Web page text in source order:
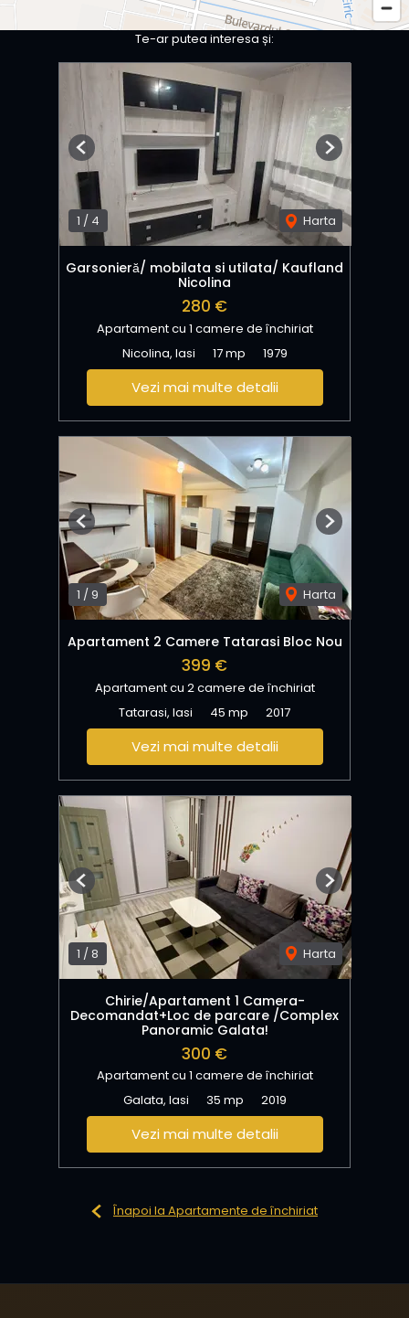
Te-ar putea interesa și:
1 / 4 Harta
Previous Next
Garsonieră/ mobilata si utilata/ Kaufland
Nicolina
280 €
Apartament cu 1 camere de închiriat
Nicolina, Iasi
17 mp 1979
Vezi mai multe detalii
1 / 9 Harta
Previous Next
Apartament 2 Camere Tatarasi Bloc Nou
399 €
Apartament cu 2 camere de închiriat
Tatarasi, Iasi
45 mp 2017
Vezi mai multe detalii
1 /8 Harta
Previous Next
Chirie/Apartament 1 Camera-
Decomandat+Loc de parcare /Complex
Panoramic Galata!
300 €
Apartament cu 1 camere de închiriat
Galata, Iasi
35 mp 2019
Vezi mai multe detalii
Înapoi la Apartamente de închiriat